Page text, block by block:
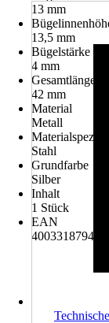
13 mm
13,5 mm
Bügelstärke
4 mm
Gesamtlänge
42 mm
Material
Metall
Stahl
Grundfarbe
Silber
Inhalt
1 Stück
EAN
4003318794582